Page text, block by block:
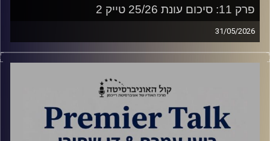
פרק 11: סיכום עונת 25/26 טייק 2
31/05/2026
סיכום העונה של ארסנל ומנצ'סטר סיטי שנגמרת עם אליפות
אדומה לאחר 22 שנה ופרידות מרגשות.
הזוכה מכמעט כל מפעל אירופי מגיעה מאנגליה.
ועוד מלא דברים טובים..